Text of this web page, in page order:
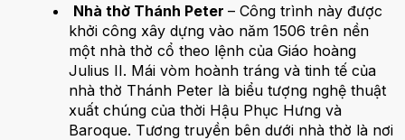
Nhà thờ Thánh Peter – Công trình này được
khởi công xây dựng vào năm 1506 trên nền
một nhà thờ cổ theo lệnh của Giáo hoàng
Julius II. Mái vòm hoành tráng và tinh tế của
nhà thờ Thánh Peter là biểu tượng nghệ thuật
xuất chúng của thời Hậu Phục Hưng và
Baroque. Tương truyền bên dưới nhà thờ là nơi